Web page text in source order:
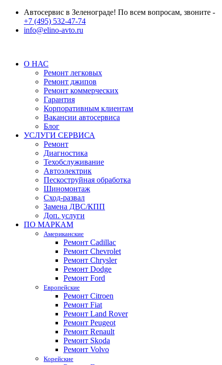
Автосервис в Зеленограде! По всем вопросам, звоните -
+7 (495) 532-47-74
info@elino-avto.ru
О НАС
Ремонт легковых
Ремонт джипов
Ремонт коммерческих
Гарантия
Корпоративным клиентам
Вакансии автосервиса
Блог
УСЛУГИ СЕРВИСА
Ремонт
Диагностика
Техобслуживание
Автоэлектрик
Пескоструйная обработка
Шиномонтаж
Сход-развал
Замена ДВС/КПП
Доп. услуги
ПО МАРКАМ
Американские
Ремонт Cadillac
Ремонт Chevrolet
Ремонт Chrysler
Ремонт Dodge
Ремонт Ford
Европейские
Ремонт Citroen
Ремонт Fiat
Ремонт Land Rover
Ремонт Peugeot
Ремонт Renault
Ремонт Skoda
Ремонт Volvo
Корейские